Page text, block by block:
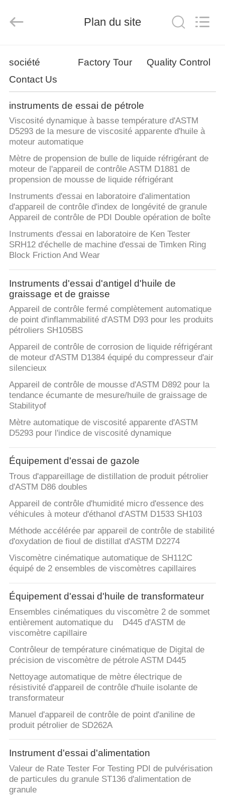
PRODUITS
AU
SUJET
DE
NOUS
VISITE
D'USINE
CONTRÔLE
DE
QUALITÉ
CONTACTEZ-
NOUS
DEMANDEZ
UNE
CITATION
PLAN
DU
SITE
PRIVACY
POLICY
instrument
co.,ltd.
Plan du site
société Factory Tour
Quality Control
Contact Us
instruments de essai de pétrole
Viscosité dynamique à basse température d'ASTM
D5293 de la mesure de viscosité apparente d'huile à
moteur automatique
Mètre de propension de bulle de liquide réfrigérant de
moteur de l'appareil de contrôle ASTM D1881 de
propension de mousse de liquide réfrigérant
Instruments d'essai en laboratoire d'alimentation
d'appareil de contrôle d'index de longévité de granule
Appareil de contrôle de PDI Double opération de boîte
Instruments d'essai en laboratoire de Ken Tester
SRH12 d'échelle de machine d'essai de Timken Ring
Block Friction And Wear
Instruments d'essai d'antigel d'huile de
graissage et de graisse
Appareil de contrôle fermé complètement automatique
de point d'inflammabilité d'ASTM D93 pour les produits
pétroliers SH105BS
Appareil de contrôle de corrosion de liquide réfrigérant
de moteur d'ASTM D1384 équipé du compresseur d'air
silencieux
Appareil de contrôle de mousse d'ASTM D892 pour la
tendance écumante de mesure/huile de graissage de
Stabilityof
Mètre automatique de viscosité apparente d'ASTM
D5293 pour l'indice de viscosité dynamique
Équipement d'essai de gazole
Trous d'appareillage de distillation de produit pétrolier
d'ASTM D86 doubles
Appareil de contrôle d'humidité micro d'essence des
véhicules à moteur d'éthanol d'ASTM D1533 SH103
Méthode accélérée par appareil de contrôle de stabilité
d'oxydation de fioul de distillat d'ASTM D2274
Viscomètre cinématique automatique de SH112C
équipé de 2 ensembles de viscomètres capillaires
Équipement d'essai d'huile de transformateur
Ensembles cinématiques du viscomètre 2 de sommet
entièrement automatique du D445 d'ASTM de
viscomètre capillaire
Contrôleur de température cinématique de Digital de
précision de viscomètre de pétrole ASTM D445
Nettoyage automatique de mètre électrique de
résistivité d'appareil de contrôle d'huile isolante de
transformateur
Manuel d'appareil de contrôle de point d'aniline de
produit pétrolier de SD262A
Instrument d'essai d'alimentation
Valeur de Rate Tester For Testing PDI de pulvérisation
de particules du granule ST136 d'alimentation de
granule